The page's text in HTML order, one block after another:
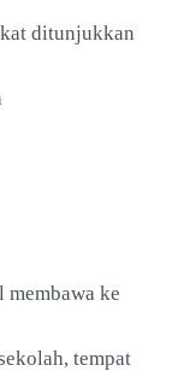
ditunjukkan
membawa ke
tempat